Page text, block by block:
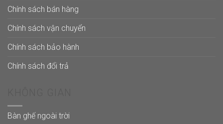
Chính sách bán hàng
Chính sách vận chuyển
Chính sách bảo hành
Chính sách đổi trả
Bàn ghế ngoài trời